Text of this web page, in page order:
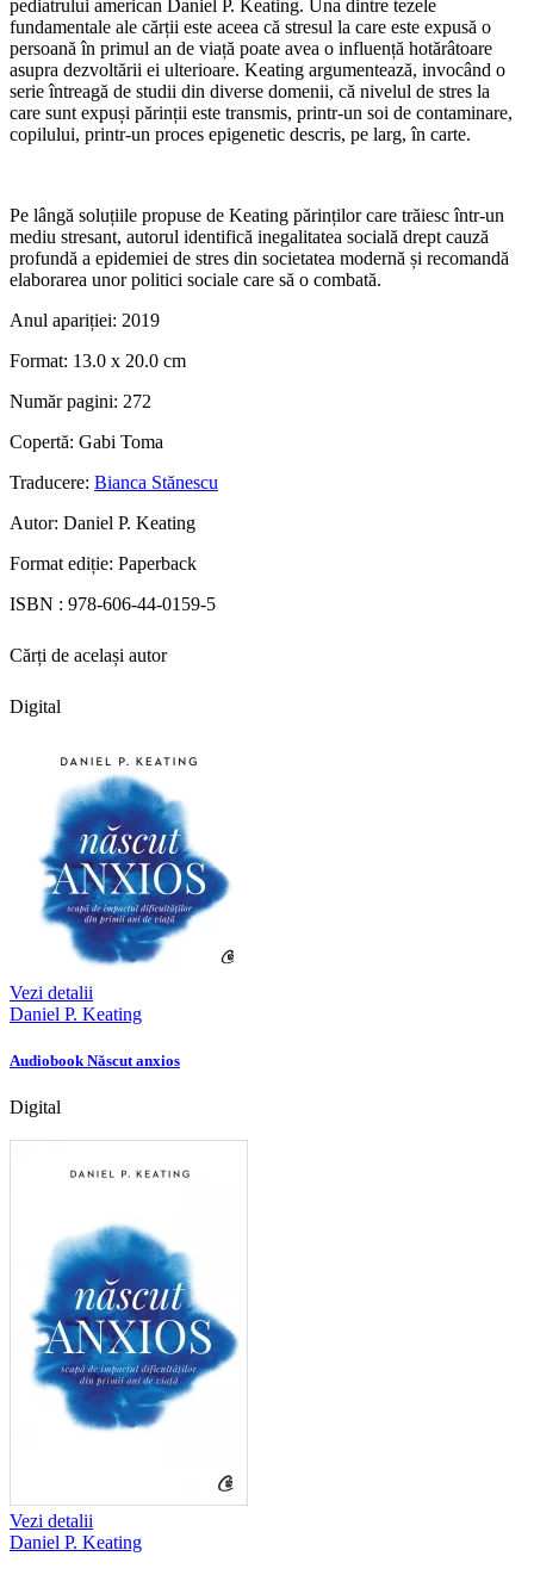
pediatrului american Daniel P. Keating. Una dintre tezele
fundamentale ale cărții este aceea că stresul la care este expusă o
persoană în primul an de viață poate avea o influență hotărâtoare
asupra dezvoltării ei ulterioare. Keating argumentează, invocând o
serie întreagă de studii din diverse domenii, că nivelul de stres la
care sunt expuși părinții este transmis, printr-un soi de conta­minare,
copilului, printr-un proces epigenetic descris, pe larg, în carte.
Pe lângă soluțiile propuse de Keating părinților care trăiesc într‑un
mediu stresant, autorul identifică inegalitatea socială drept cauză
profundă a epidemiei de stres din societatea modernă și recomandă
elaborarea unor politici sociale care să o combată.
Anul apariției: 2019
Format: 13.0 x 20.0 cm
Număr pagini: 272
Copertă: Gabi Toma
Traducere: Bianca Stănescu
Autor: Daniel P. Keating
Format ediție: Paperback
ISBN : 978-606-44-0159-5
Cărți de același autor
Digital
Vezi detalii
Daniel P. Keating
Audiobook Născut anxios
Digital
Vezi detalii
Daniel P. Keating